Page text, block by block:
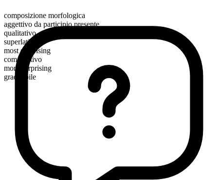
composizione morfologica
aggettivo da participio presente
qualitativo
superlativo
most surprising
comparativo
more surprising
graduabile